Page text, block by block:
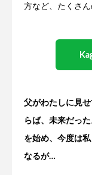
方など、たくさん
父がわたしに見
らば、 未来だっ
を始め、今度は私
なるが…